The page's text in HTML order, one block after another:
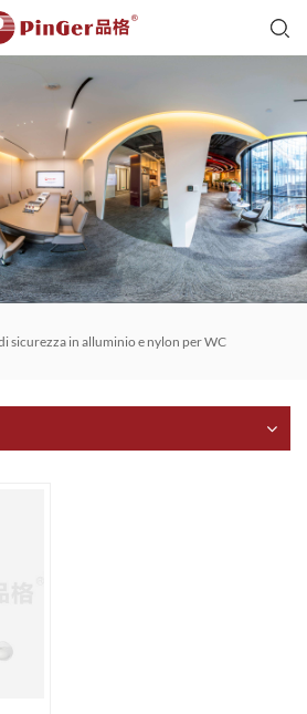
sicurezza in alluminio e nylon per WC